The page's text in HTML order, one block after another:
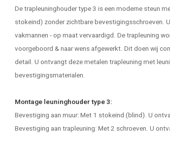
De trapleuninghouder type 3 is een moderne steun
stokeind) zonder zichtbare bevestigingsschroeven.
vakmannen - op maat vervaardigd. De trapleuning
voorgeboord & naar wens afgewerkt. Dit doen wij
detail. U ontvangt deze metalen trapleuning met
bevestigingsmaterialen.
Montage leuninghouder type 3:
Bevestiging aan muur: Met 1 stokeind (blind). U
Bevestiging aan trapleuning: Met 2 schroeven. U